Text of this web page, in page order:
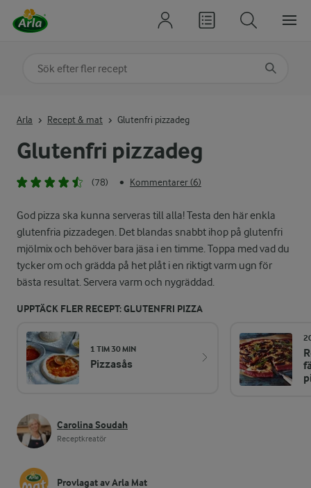
Glutenfri pizzadeg
(78) • Kommentarer (6)
God pizza ska kunna serveras till alla! Testa den här enkla
glutenfria pizzadegen. Det blandas snabbt ihop på glutenfri
mjölmix och behöver bara jäsa i en timme. Toppa med vad du
tycker om och grädda på het plåt i en riktigt varm ugn för
bästa resultat. Servera varm och nygräddad.
UPPTÄCK FLER RECEPT: GLUTENFRI PIZZA
1 TIM 30 MIN
Pizzasås
Carolina Soudah
Receptkreatör
Provlagat av Arla Mat
Arla Recept & mat Glutenfri pizzadeg
Sök på kategori eller ingrediens